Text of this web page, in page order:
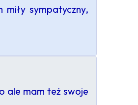
sympatyczny,
ale mam też swoje